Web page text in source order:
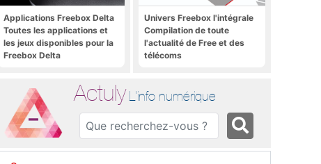
Applications Freebox Delta
Toutes les applications et
les jeux disponibles pour la
Freebox Delta
Univers Freebox l'intégrale
Compilation de toute
l'actualité de Free et des
télécoms
Actuly L'info numérique